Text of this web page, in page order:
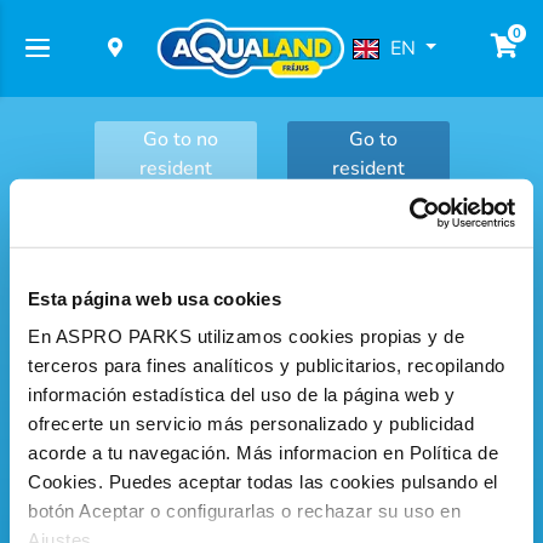
Esta página web usa cookies
En ASPRO PARKS utilizamos cookies propias y de
terceros para fines analíticos y publicitarios, recopilando
información estadística del uso de la página web y
ofrecerte un servicio más personalizado y publicidad
acorde a tu navegación. Más informacion en Política de
Cookies. Puedes aceptar todas las cookies pulsando el
botón Aceptar o configurarlas o rechazar su uso en
EN
0
Go to no
resident
Go to
resident
BUY
YOUR TICKETS
DATED TICKET
THE GOOD DEAL!
From 24.50 €